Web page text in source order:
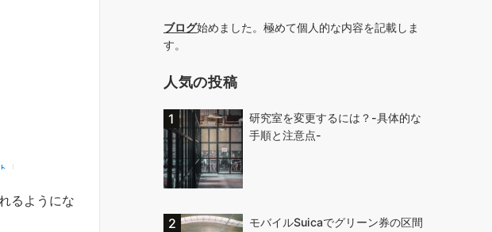
るようにな
ブログ始めました。極めて個人的な内容を記載しま
す。
人気の投稿
研究室を変更するには？-具体的な
手順と注意点-
モバイルSuicaでグリーン券の区間